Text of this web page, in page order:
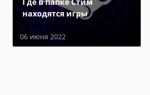
находятся игры
06 июня 2022